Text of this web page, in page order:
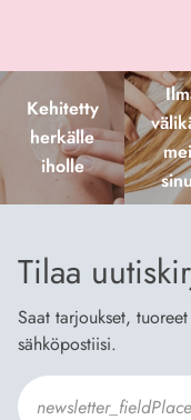
Kehitetty
herkälle
iholle
Tilaa
Saat tarjoukset,
sähköpostiisi.